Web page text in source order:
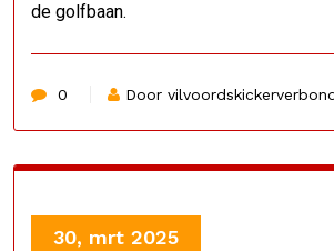
de golfbaan.
0 Door
30, mrt 2025